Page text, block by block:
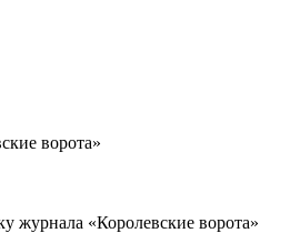
ворота»
журнала «Королевские ворота»